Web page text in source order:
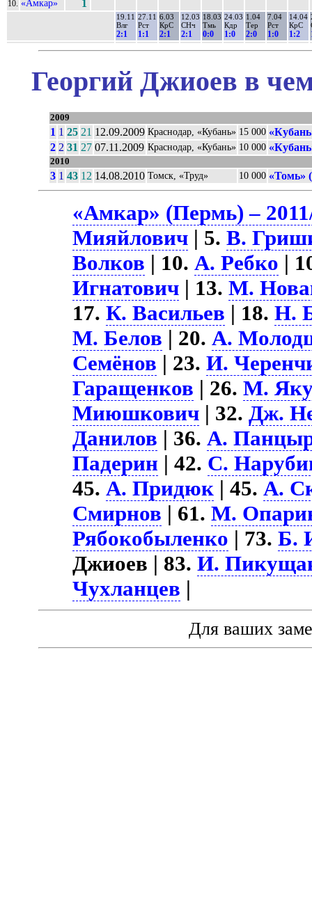
10. «Амкар» 1
19.11
Влг
2:1
27.11
Рст
1:1
6.03
КрС
2:1
12.03
СНч
2:1
18.03
Тмь
0:0
24.03
Кдр
1:0
1.04
Тер
2:0
7.04
Рст
1:0
14.04
КрС
1:2
Георгий Джиоев в
2009
1 1 25 21 12.09.2009 Краснодар, «Кубань» 15 000
2 2 31 27 07.11.2009 Краснодар, «Кубань» 10 000
2010
3 1 43 12 14.08.2010 Томск, «Труд» 10 000 «Томь»
«Амкар» (Пермь) –
Мияйлович | 5.В.
Волков | 10.А. Ребко |
Игнатович | 13.М.
17.К. Васильев | 18.Н.
М. Белов | 20.А.
Семёнов | 23.И.
Гаращенков | 26.М.
Миюшкович | 32.Дж.
Данилов | 36.А.
Падерин | 42. С.
45.А. Придюк | 45.А.
Смирнов | 61.М.
Рябокобыленко | 73.Б.
Джиоев | 83.И.
Чухланцев |
Для ваших